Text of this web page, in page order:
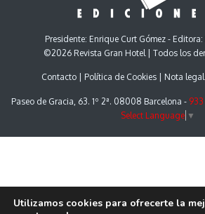
Presidente: Enrique Curt Gómez -
©2026 Revista Gran Hotel | Todos los
Contacto Política de Cookies Nota legal
Paseo de Gracia, 63. 1º 2ª. 08008 Barcelona - 933
Select Language ▼
Utilizamos cookies para ofrecerte la